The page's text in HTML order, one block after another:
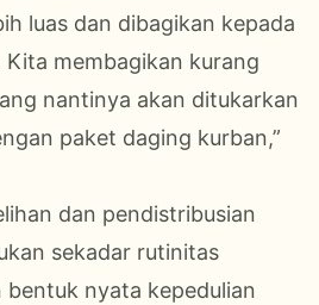
luas dan dibagikan kepada
membagikan kurang
nantinya akan ditukarkan
paket daging kurban,”
dan pendistribusian
sekadar rutinitas
bentuk nyata kepedulian